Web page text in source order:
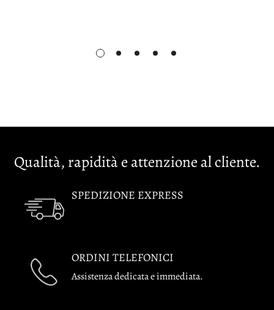
Qualità, rapidità e attenzione al cliente.
SPEDIZIONE EXPRESS
ORDINI TELEFONICI
Assistenza dedicata e immediata.